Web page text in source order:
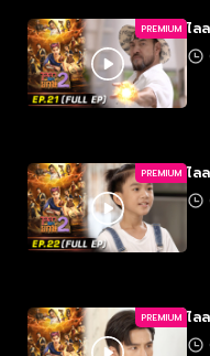
PREMIUM ไล
PREMIUM ไล
PREMIUM ไล